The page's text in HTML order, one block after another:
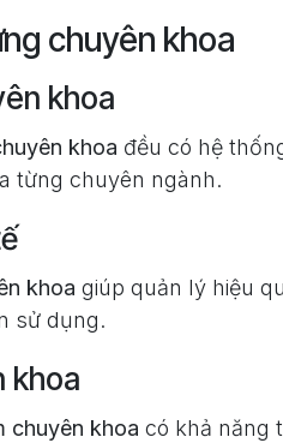
chuyên khoa
khoa
khoa đều có hệ
từng chuyên ngành.
khoa giúp quản lý hiệu
sử dụng.
khoa
chuyên khoa có khả năng